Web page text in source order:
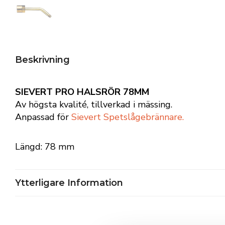
Beskrivning
SIEVERT PRO HALSRÖR 78MM
Av högsta kvalité, tillverkad i mässing.
Anpassad för Sievert Spetslågebrännare.
Längd: 78 mm
Ytterligare Information